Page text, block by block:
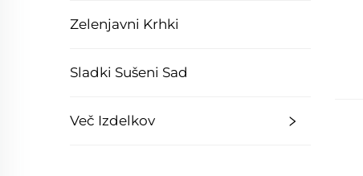
Zelenjavni Krhki
Sladki Sušeni Sad
Več Izdelkov